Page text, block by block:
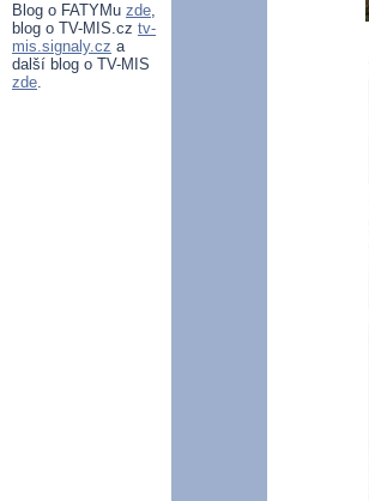
Blog o FATYMu zde,
blog o TV-MIS.cz tv-
mis.signaly.cz a
další blog o TV-MIS
zde.